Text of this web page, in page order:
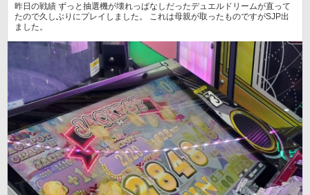
昨日の戦績 ずっと抽選機が壊れっぱなしだったデュエルドリームが直って
たので久しぶりにプレイしました。 これは母親が取ったものですがSJP出
ました。